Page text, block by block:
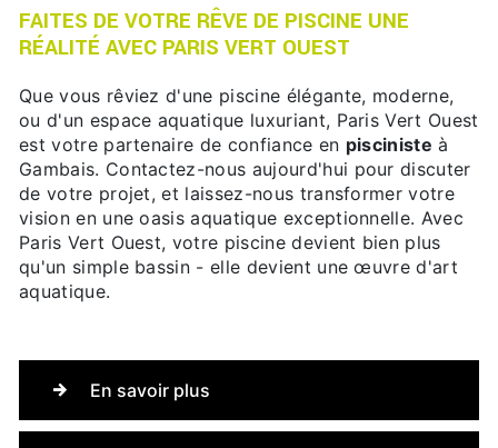
FAITES DE VOTRE RÊVE DE PISCINE UNE
RÉALITÉ AVEC PARIS VERT OUEST
Que vous rêviez d'une piscine élégante, moderne,
ou d'un espace aquatique luxuriant, Paris Vert Ouest
est votre partenaire de confiance en pisciniste à
Gambais. Contactez-nous aujourd'hui pour discuter
de votre projet, et laissez-nous transformer votre
vision en une oasis aquatique exceptionnelle. Avec
Paris Vert Ouest, votre piscine devient bien plus
qu'un simple bassin - elle devient une œuvre d'art
aquatique.
En savoir plus